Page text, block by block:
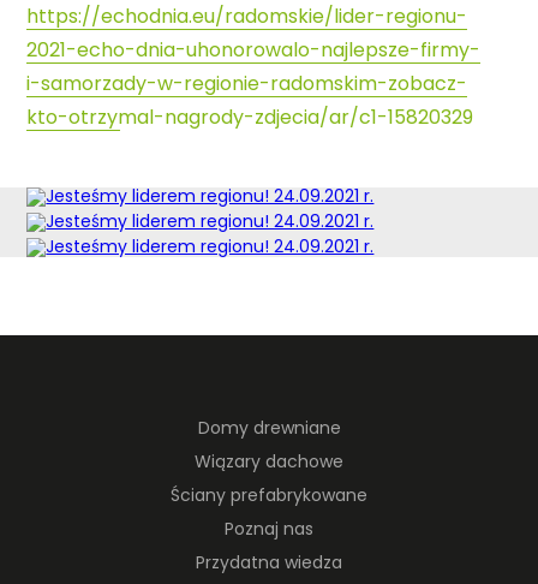
https://echodnia.eu/radomskie/lider-regionu-
2021-echo-dnia-uhonorowalo-najlepsze-firmy-
i-samorzady-w-regionie-radomskim-zobacz-
kto-otrzymal-nagrody-zdjecia/ar/c1-15820329
Domy drewniane
Wiązary dachowe
Ściany prefabrykowane
Poznaj nas
Przydatna wiedza